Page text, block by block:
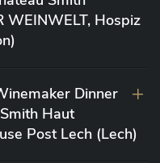
WEINWELT, Hospiz
Dinner
Haut
Post Lech (Lech)